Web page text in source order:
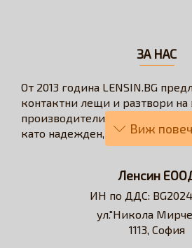
ЗА НАС
От 2013 година LENSIN.BG
контактни лещи и разтвори
производители. През
като надежден, бърз и
пазаруването в бързо, лесно,
решение за всеки потребител
Достъпни сме за
съдействие относно избора на
Ленсин
ИН по ДДС:
ул."Никола
1113, София